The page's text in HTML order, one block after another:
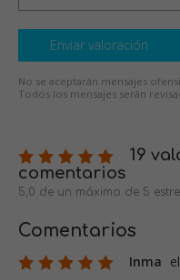
Enviar valoración
No se aceptarán mensajes
Todos los mensajes serán
19
comentarios
5,0 de un máximo de 5
Comentarios
Inma